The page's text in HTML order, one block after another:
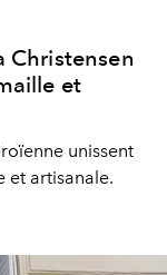
Christensen
et
unissent
et artisanale.